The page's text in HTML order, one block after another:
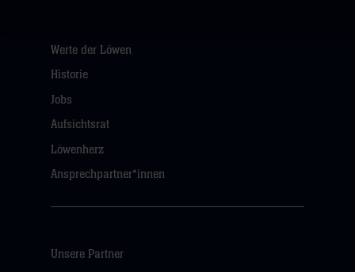
Werte der Löwen
Historie
Jobs
Aufsichtsrat
Löwenherz
Ansprechpartner*innen
Unsere Partner